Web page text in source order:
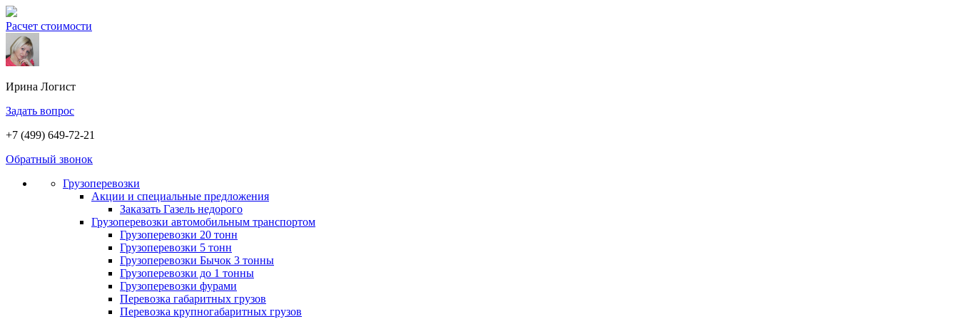
Расчет стоимости
Ирина Логист
Задать вопрос
+7 (499) 649-72-21
Обратный звонок
Грузоперевозки
Акции и специальные предложения
Заказать Газель недорого
Грузоперевозки автомобильным транспортом
Грузоперевозки 20 тонн
Грузоперевозки 5 тонн
Грузоперевозки Бычок 3 тонны
Грузоперевозки до 1 тонны
Грузоперевозки фурами
Перевозка габаритных грузов
Перевозка крупногабаритных грузов